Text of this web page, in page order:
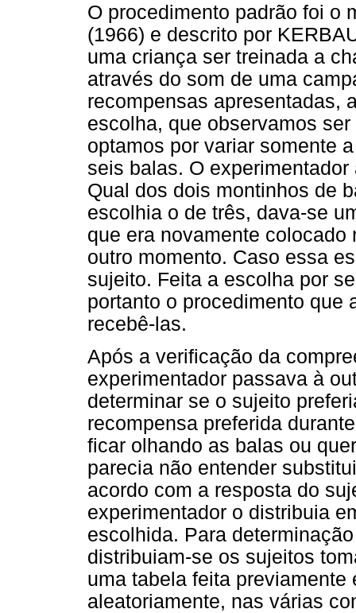
O procedimento padrão foi o
(1966) e descrito por
uma criança ser treinada a
através do som de uma
recompensas apresentadas,
escolha, que observamos
optamos por variar somente
seis balas. O
Qual dos dois montinhos de
escolhia o de três, dava-se
que era novamente
outro momento. Caso essa
sujeito. Feita a escolha por
portanto o procedimento que
recebê-las.
Após a verificação da
experimentador passava à
determinar se o sujeito
recompensa preferida
ficar olhando as balas ou
parecia não entender
acordo com a resposta do
experimentador o distribuia
escolhida. Para
distribuiam-se os sujeitos
uma tabela feita
aleatoriamente, nas várias